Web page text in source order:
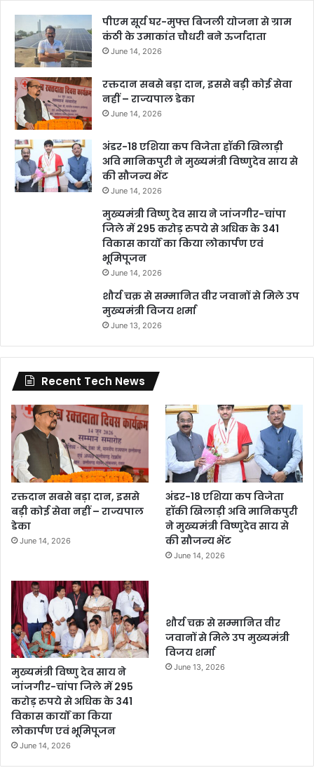
पीएम सूर्य घर-मुफ्त बिजली योजना से ग्राम
कंठी के उमाकांत चौधरी बने ऊर्जादाता
June 14, 2026
रक्तदान सबसे बड़ा दान, इससे बड़ी कोई सेवा
नहीं – राज्यपाल डेका
June 14, 2026
अंडर-18 एशिया कप विजेता हॉकी खिलाड़ी
अवि मानिकपुरी ने मुख्यमंत्री विष्णुदेव साय से
की सौजन्य भेंट
June 14, 2026
मुख्यमंत्री विष्णु देव साय ने जांजगीर-चांपा
जिले में 295 करोड़ रुपये से अधिक के 341
विकास कार्यों का किया लोकार्पण एवं
भूमिपूजन
June 14, 2026
शौर्य चक्र से सम्मानित वीर जवानों से मिले उप
मुख्यमंत्री विजय शर्मा
June 13, 2026
Recent Tech News
रक्तदान सबसे बड़ा दान, इससे
बड़ी कोई सेवा नहीं – राज्यपाल
डेका
June 14, 2026
अंडर-18 एशिया कप विजेता
हॉकी खिलाड़ी अवि मानिकपुरी
ने मुख्यमंत्री विष्णुदेव साय से
की सौजन्य भेंट
June 14, 2026
मुख्यमंत्री विष्णु देव साय ने
जांजगीर-चांपा जिले में 295
करोड़ रुपये से अधिक के 341
विकास कार्यों का किया
लोकार्पण एवं भूमिपूजन
June 14, 2026
शौर्य चक्र से सम्मानित वीर
जवानों से मिले उप मुख्यमंत्री
विजय शर्मा
June 13, 2026